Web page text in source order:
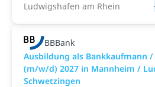
Ludwigshafen am Rhein
BBBank
Ausbildung als Bankkaufmann
(m/w/d) 2027 in Mannheim /
Schwetzingen